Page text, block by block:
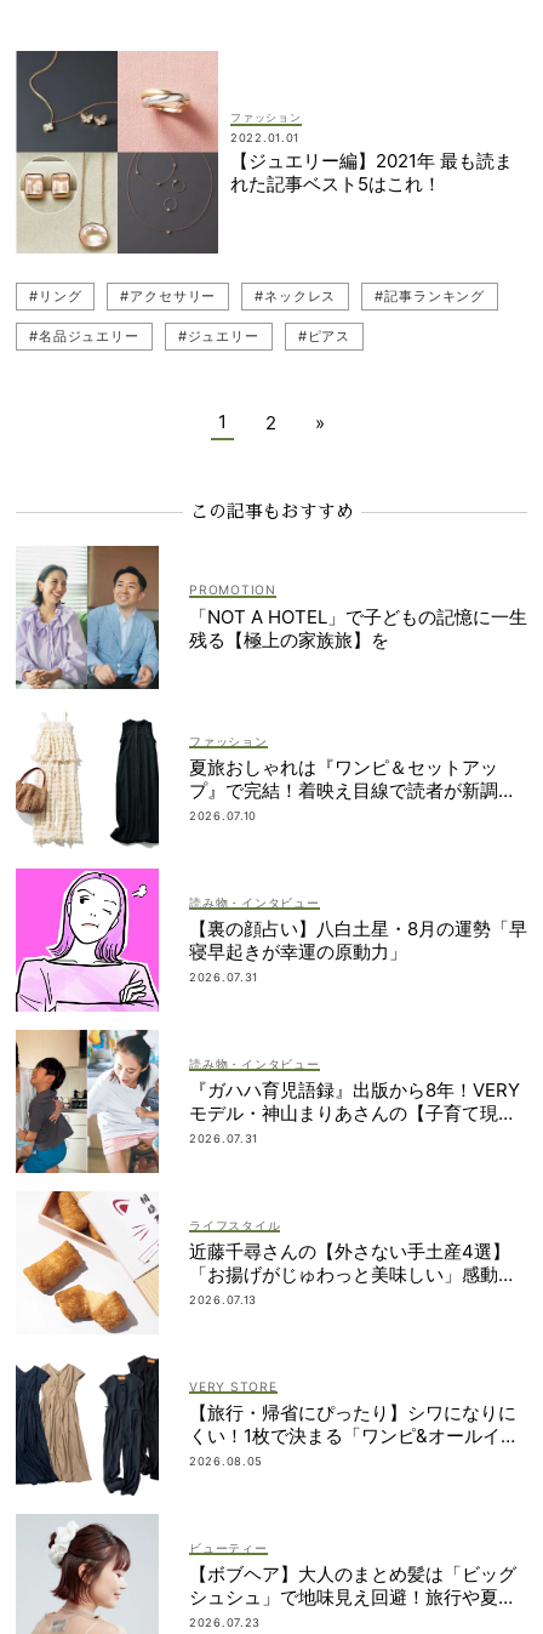
ファッション
2022.01.01
【ジュエリー編】2021年 最も読ま
れた記事ベスト5はこれ！
#リング #アクセサリー #ネックレス #記事ランキング
#名品ジュエリー #ジュエリー #ピアス
1 2 »
この記事もおすすめ
「NOT A HOTEL」で子どもの記憶に一生
残る【極上の家族旅】を
ファッション
夏旅おしゃれは『ワンピ＆セットアッ
プ』で完結！着映え目線で読者が新調し
たのは？
2026.07.10
読み物・インタビュー
【裏の顔占い】八白土星・8月の運勢「早
寝早起きが幸運の原動力」
2026.07.31
読み物・インタビュー
『ガハハ育児語録』出版から8年！VERY
モデル・神山まりあさんの【子育て現在
地】
2026.07.31
ライフスタイル
近藤千尋さんの【外さない手土産4選】
「お揚げがじゅわっと美味しい」感動も
のの逸品とは？
2026.07.13
VERY STORE
【旅行・帰省にぴったり】シワになりに
くい！1枚で決まる「ワンピ&オールイン
ワン」2選
2026.08.05
ビューティー
【ボブヘア】大人のまとめ髪は「ビッグ
シュシュ」で地味見え回避！旅行や夏祭
りにも
2026.07.23